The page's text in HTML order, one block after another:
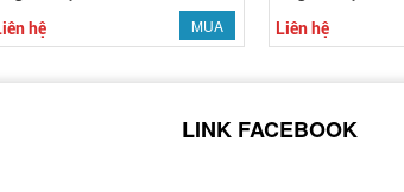
hệ MUA Liên hệ
LINK FACEBOOK